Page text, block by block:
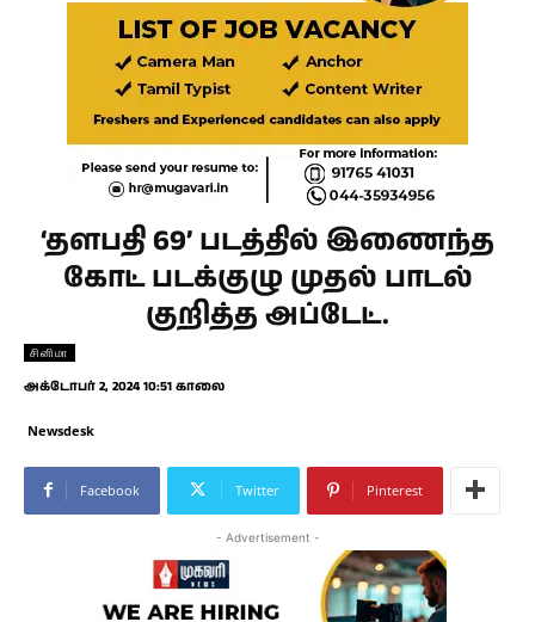
‘தளபதி 69’ படத்தில் இணைந்த
கோட் படக்குழு முதல் பாடல்
குறித்த அப்டேட்.
சினிமா
அக்டோபர் 2, 2024 10:51 காலை
Newsdesk
Facebook Twitter Pinterest
- Advertisement -